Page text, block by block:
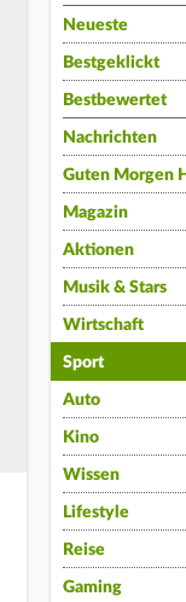
Neueste
Bestgeklickt
Bestbewertet
Nachrichten
Guten Morgen
Magazin
Aktionen
Musik & Stars
Wirtschaft
Sport
Auto
Kino
Wissen
Lifestyle
Reise
Gaming